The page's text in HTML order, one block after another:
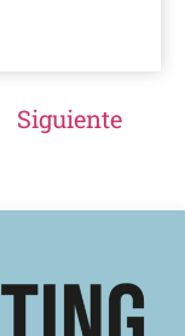
Siguiente